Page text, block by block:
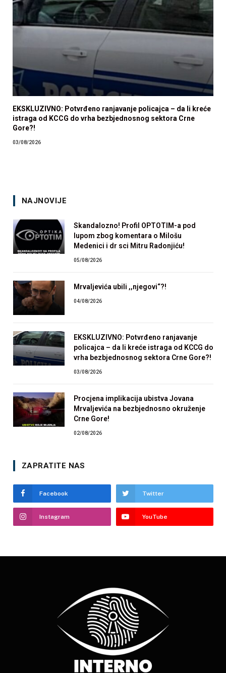
EKSKLUZIVNO: Potvrđeno ranjavanje policajca – da li kreće
istraga od KCCG do vrha bezbjednosnog sektora Crne
Gore?!
03/08/2026
NAJNOVIJE
Skandalozno! Profil OPTOTIM-a pod
lupom zbog komentara o Milošu
Medenici i dr sci Mitru Radonjiću!
05/08/2026
Mrvaljevića ubili ,,njegovi“?!
04/08/2026
EKSKLUZIVNO: Potvrđeno ranjavanje
policajca – da li kreće istraga od KCCG do
vrha bezbjednosnog sektora Crne Gore?!
03/08/2026
Procjena implikacija ubistva Jovana
Mrvaljevića na bezbjednosno okruženje
Crne Gore!
02/08/2026
ZAPRATITE NAS
Facebook Twitter
Instagram YouTube